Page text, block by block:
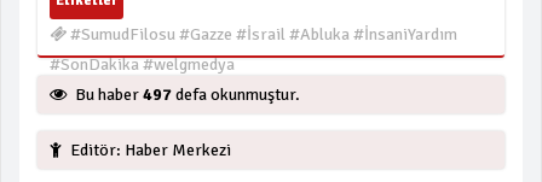
#SumudFilosu #Gazze #İsrail #Abluka #İnsaniYardım
#SonDakika #welgmedya
Bu haber497defa okunmuştur.
Editör: Haber Merkezi